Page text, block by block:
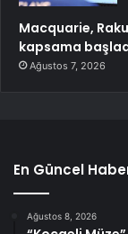
Macquarie,
kapsama
Ağustos 7, 2026
En Güncel
Ağustos 8, 2026